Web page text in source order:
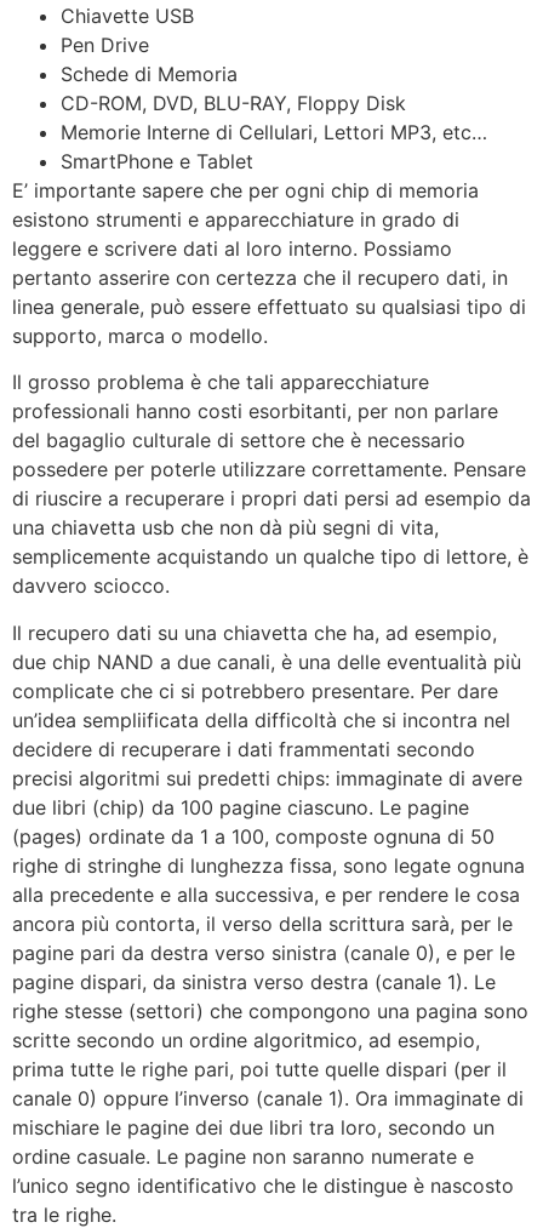
Chiavette USB
Pen Drive
Schede di Memoria
CD-ROM, DVD, BLU-RAY, Floppy Disk
Memorie Interne di Cellulari, Lettori MP3, etc…
SmartPhone e Tablet
E’ importante sapere che per ogni chip di memoria
esistono strumenti e apparecchiature in grado di
leggere e scrivere dati al loro interno. Possiamo
pertanto asserire con certezza che il recupero dati, in
linea generale, può essere effettuato su qualsiasi tipo di
supporto, marca o modello.
Il grosso problema è che tali apparecchiature
professionali hanno costi esorbitanti, per non parlare
del bagaglio culturale di settore che è necessario
possedere per poterle utilizzare correttamente. Pensare
di riuscire a recuperare i propri dati persi ad esempio da
una chiavetta usb che non dà più segni di vita,
semplicemente acquistando un qualche tipo di lettore, è
davvero sciocco.
Il recupero dati su una chiavetta che ha, ad esempio,
due chip NAND a due canali, è una delle eventualità più
complicate che ci si potrebbero presentare. Per dare
un’idea sempliificata della difficoltà che si incontra nel
decidere di recuperare i dati frammentati secondo
precisi algoritmi sui predetti chips: immaginate di avere
due libri (chip) da 100 pagine ciascuno. Le pagine
(pages) ordinate da 1 a 100, composte ognuna di 50
righe di stringhe di lunghezza fissa, sono legate ognuna
alla precedente e alla successiva, e per rendere le cosa
ancora più contorta, il verso della scrittura sarà, per le
pagine pari da destra verso sinistra (canale 0), e per le
pagine dispari, da sinistra verso destra (canale 1). Le
righe stesse (settori) che compongono una pagina sono
scritte secondo un ordine algoritmico, ad esempio,
prima tutte le righe pari, poi tutte quelle dispari (per il
canale 0) oppure l’inverso (canale 1). Ora immaginate di
mischiare le pagine dei due libri tra loro, secondo un
ordine casuale. Le pagine non saranno numerate e
l’unico segno identificativo che le distingue è nascosto
tra le righe.